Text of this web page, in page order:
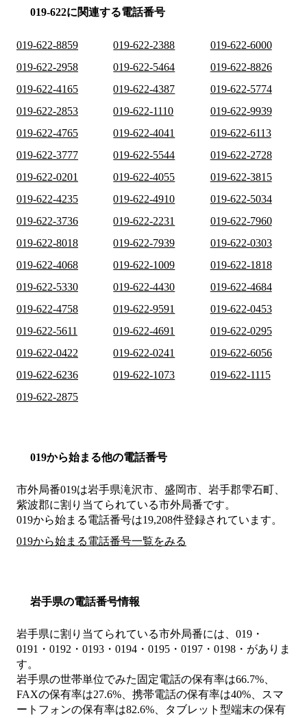
019-622に関連する電話番号
019-622-8859 019-622-2388
019-622-6000
019-622-2958
019-622-5464
019-622-8826
019-622-4165
019-622-4387
019-622-5774
019-622-2853
019-622-1110
019-622-9939
019-622-4765
019-622-4041
019-622-6113
019-622-3777
019-622-5544
019-622-2728
019-622-0201
019-622-4055
019-622-3815
019-622-4235
019-622-4910
019-622-5034
019-622-3736
019-622-2231
019-622-7960
019-622-8018
019-622-7939
019-622-0303
019-622-4068
019-622-1009
019-622-1818
019-622-5330
019-622-4430
019-622-4684
019-622-4758
019-622-9591
019-622-0453
019-622-5611
019-622-4691
019-622-0295
019-622-0422
019-622-0241
019-622-6056
019-622-6236
019-622-1073
019-622-1115
019-622-2875
019から始まる他の電話番号
市外局番019は岩手県滝沢市、盛岡市、岩手郡雫石町、
紫波郡に割り当てられている市外局番です。
019から始まる電話番号は19,208件登録されています。
019から始まる電話番号一覧をみる
岩手県の電話番号情報
岩手県に割り当てられている市外局番には、019・
0191・0192・0193・0194・0195・0197・0198・がありま
す。
岩手県の世帯単位でみた固定電話の保有率は66.7%、
FAXの保有率は27.6%、携帯電話の保有率は40%、スマ
ートフォンの保有率は82.6%、タブレット型端末の保有